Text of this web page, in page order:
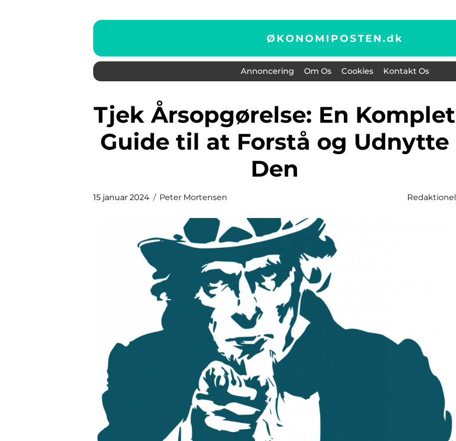
ØKONOMIPOSTEN.dk
Annoncering Om Os Cookies Kontakt Os
Tjek Årsopgørelse: En Komplet
Guide til at Forstå og Udnytte
Den
15 januar 2024 Peter Mortensen Redaktionel